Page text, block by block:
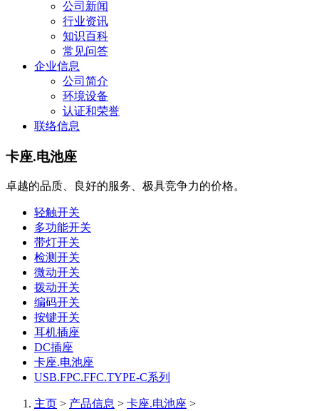
公司新闻
行业资讯
知识百科
常见问答
企业信息
公司简介
环境设备
认证和荣誉
联络信息
卡座.电池座
卓越的品质、良好的服务、极具竞争力的价格。
轻触开关
多功能开关
带灯开关
检测开关
微动开关
拨动开关
编码开关
按键开关
耳机插座
DC插座
卡座.电池座
USB.FPC.FFC.TYPE-C系列
主页 > 产品信息 > 卡座.电池座 >